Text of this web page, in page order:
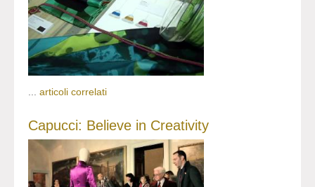
articoli correlati
Capucci: Believe in Creativity